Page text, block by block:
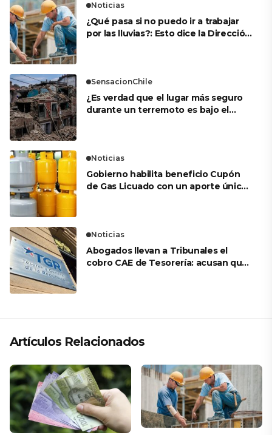
Noticias
¿Qué pasa si no puedo ir a trabajar
por las lluvias?: Esto dice la Dirección
SensacionChile
¿Es verdad que el lugar más seguro
durante un terremoto es bajo el
Noticias
Gobierno habilita beneficio Cupón
de Gas Licuado con un aporte único
Noticias
Abogados llevan a Tribunales el
cobro CAE de Tesorería: acusan que
Artículos Relacionados